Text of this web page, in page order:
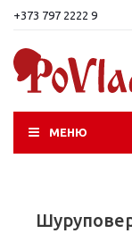
+373 797 2222 9
МЕНЮ